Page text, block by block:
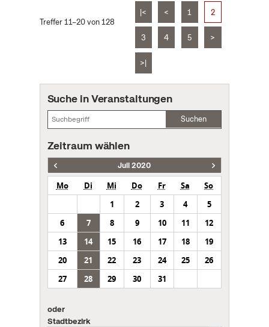
Treffer 11–20 von 128
|< < 1 2
3 4 5 >
>|
Suche in Veranstaltungen
Suchen
Zeitraum wählen
Juli 2020
Mo Di Mi Do Fr Sa
So
1
2 3 4
5
6
7 8 9 10 11
12
13
14 15 16 17 18
19
20
21 22 23 24 25
26
27
28 29 30 31
oder
Stadtbezirk